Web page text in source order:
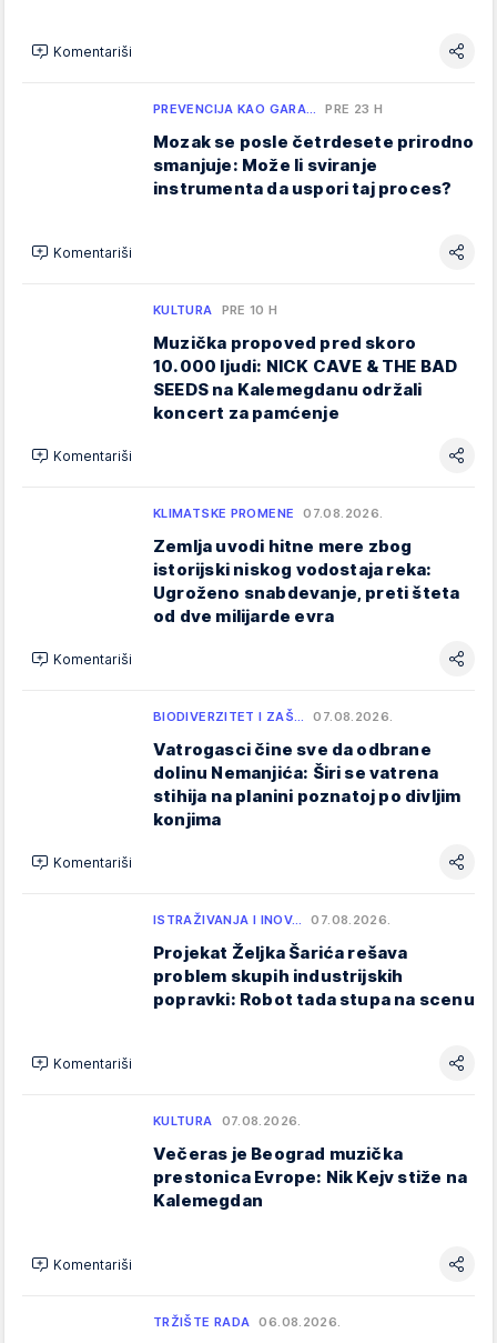
Komentariši
PREVENCIJA KAO GARA… PRE 23 H
Mozak se posle četrdesete prirodno
smanjuje: Može li sviranje
instrumenta da uspori taj proces?
Komentariši
KULTURA PRE 10 H
Muzička propoved pred skoro
10.000 ljudi: NICK CAVE & THE BAD
SEEDS na Kalemegdanu održali
koncert za pamćenje
Komentariši
KLIMATSKE PROMENE 07.08.2026.
Zemlja uvodi hitne mere zbog
istorijski niskog vodostaja reka:
Ugroženo snabdevanje, preti šteta
od dve milijarde evra
Komentariši
BIODIVERZITET I ZAŠ… 07.08.2026.
Vatrogasci čine sve da odbrane
dolinu Nemanjića: Širi se vatrena
stihija na planini poznatoj po divljim
konjima
Komentariši
ISTRAŽIVANJA I INOV… 07.08.2026.
Projekat Željka Šarića rešava
problem skupih industrijskih
popravki: Robot tada stupa na scenu
Komentariši
KULTURA 07.08.2026.
Večeras je Beograd muzička
prestonica Evrope: Nik Kejv stiže na
Kalemegdan
Komentariši
TRŽIŠTE RADA 06.08.2026.